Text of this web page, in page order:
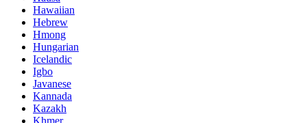
Hawaiian
Hebrew
Hmong
Hungarian
Icelandic
Igbo
Javanese
Kannada
Kazakh